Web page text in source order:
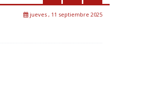
jueves , 11 septiembre 2025